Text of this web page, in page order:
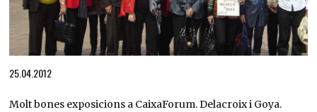
25.04.2012
Molt bones exposicions a CaixaForum. Delacroix i Goya.